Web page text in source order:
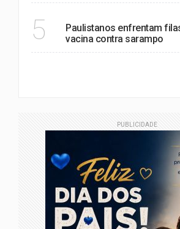
5
Paulistanos enfrentam
vacina contra sarampo
PUBLICIDADE